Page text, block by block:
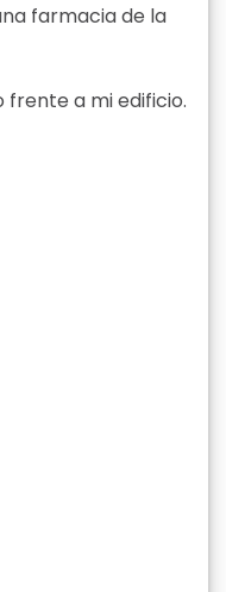
farmacia de la
frente a mi edificio.